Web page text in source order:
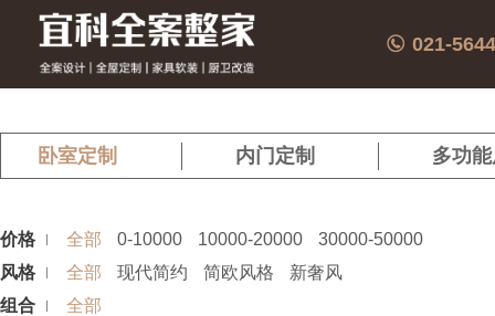
021-
卧室定制 内门定制 多功
价格 全部 0-10000 10000-20000
30000-50000
风格
全部 现代简约 简欧风格
新奢风
组合
全部